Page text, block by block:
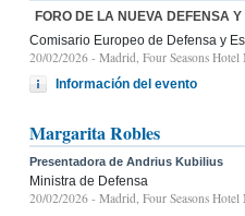
FORO DE LA NUEVA DEFENSA Y
Comisario Europeo de Defensa y
20/02/2026 - Madrid, Four Seasons
Información del evento
Margarita Robles
Presentadora de Andrius Kubilius
Ministra de Defensa
20/02/2026 - Madrid, Four Seasons